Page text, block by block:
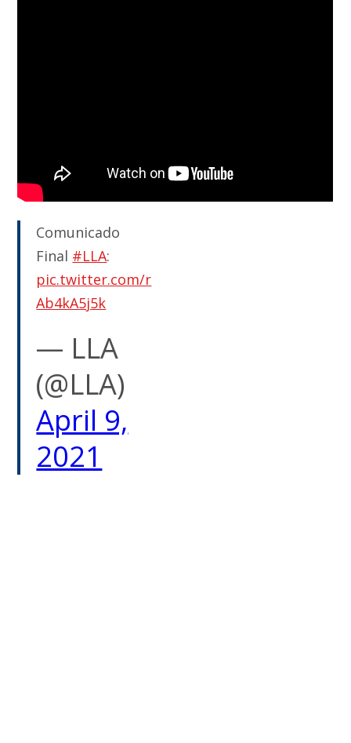
Comunicado
Final #LLA:
pic.twitter.com/r
Ab4kA5j5k
— LLA
(@LLA)
April 9,
2021